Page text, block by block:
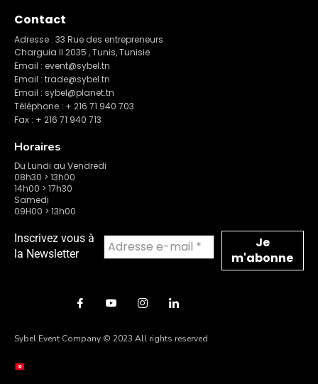
Contact
Adresse : 33 Rue des entrepreneurs
Charguia II 2035 , Tunis, Tunisie
Email : event@sybel.tn
Email : trade@sybel.tn
Email : sybel@planet.tn
Téléphone : + 216 71 940 703
Fax : + 216 71 940 713
Horaires
Du Lundi au Vendredi
08h30 > 13h00
14h00 > 17h30
Samedi
09H00 > 13h00
Inscrivez vous à
la Newsletter
Sybel Event Company © 2023 All rights reserved